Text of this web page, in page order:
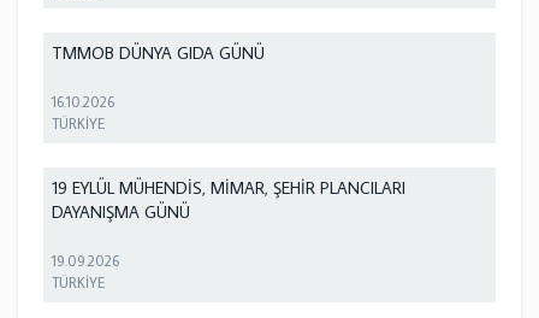
TMMOB DÜNYA GIDA GÜNÜ
16.10.2026
TÜRKİYE
19 EYLÜL MÜHENDİS, MİMAR, ŞEHİR PLANCILARI
DAYANIŞMA GÜNÜ
19.09.2026
TÜRKİYE